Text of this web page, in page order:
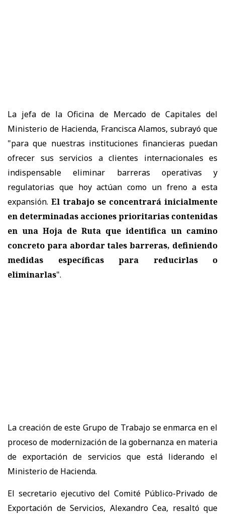
La jefa de la Oficina de Mercado de Capitales del
Ministerio de Hacienda, Francisca Alamos, subrayó que
"para que nuestras instituciones financieras puedan
ofrecer sus servicios a clientes internacionales es
indispensable eliminar barreras operativas y
regulatorias que hoy actúan como un freno a esta
expansión. El trabajo se concentrará inicialmente
en determinadas acciones prioritarias contenidas
en una Hoja de Ruta que identifica un camino
concreto para abordar tales barreras, definiendo
medidas específicas para reducirlas o
eliminarlas".
La creación de este Grupo de Trabajo se enmarca en el
proceso de modernización de la gobernanza en materia
de exportación de servicios que está liderando el
Ministerio de Hacienda.
El secretario ejecutivo del Comité Público-Privado de
Exportación de Servicios, Alexandro Cea, resaltó que